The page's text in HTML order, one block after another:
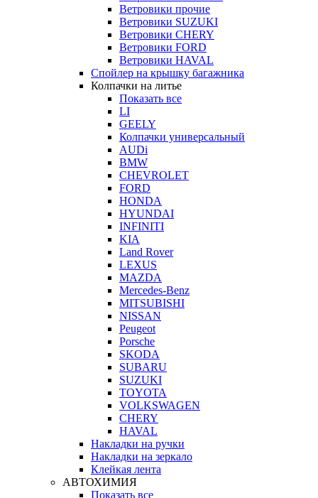
Ветровики прочие
Ветровики SUZUKI
Ветровики CHERY
Ветровики FORD
Ветровики HAVAL
Спойлер на крышку багажника
Колпачки на литье
Показать все
LI
GEELY
Колпачки универсальный
AUDi
BMW
CHEVROLET
FORD
HONDA
HYUNDAI
INFINITI
KIA
Land Rover
LEXUS
MAZDA
Mercedes-Benz
MITSUBISHI
NISSAN
Peugeot
Porsche
SKODA
SUBARU
SUZUKI
TOYOTA
VOLKSWAGEN
CHERY
HAVAL
Накладки на ручки
Накладки на зеркало
Клейкая лента
АВТОХИМИЯ
Показать все